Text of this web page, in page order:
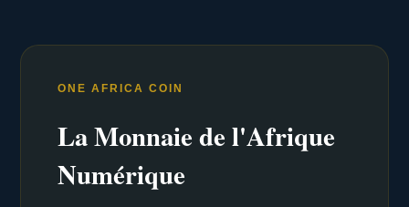
ONE AFRICA COIN
La Monnaie de l'Afrique
Numérique